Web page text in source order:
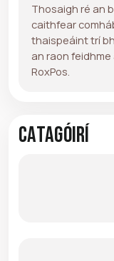
Thosaigh ré an
caithfear
thaispeáint trí
an raon feidhme
RoxPos.
Catagóirí